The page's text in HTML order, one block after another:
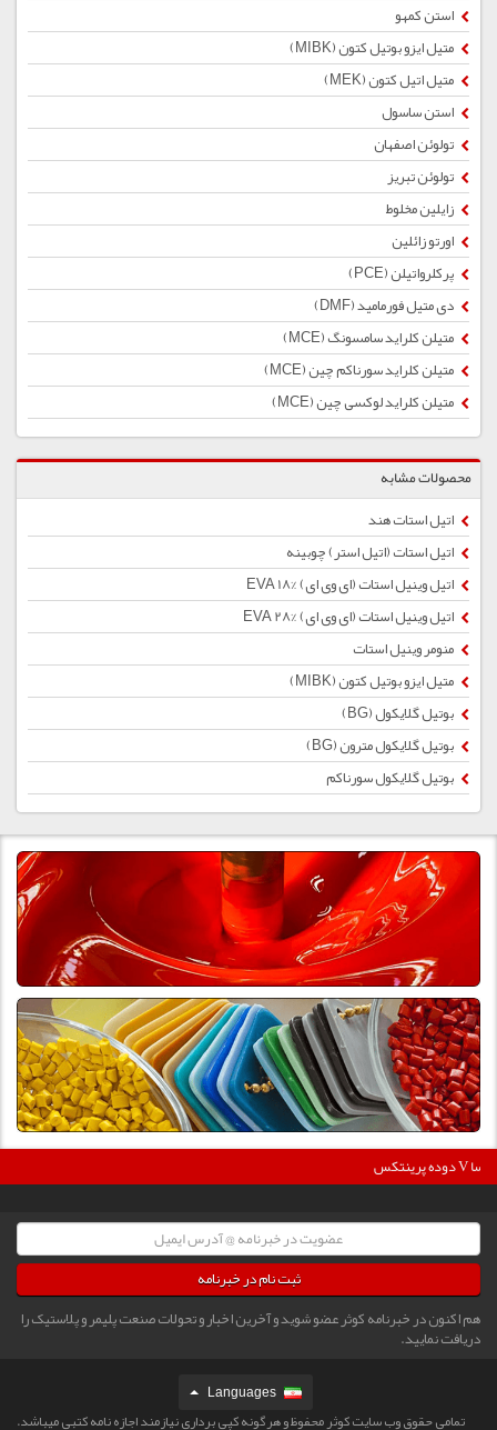
استن کمهو
متیل ایزو بوتیل کتون (MIBK)
متیل اتیل کتون (MEK)
استن ساسول
تولوئن اصفهان
تولوئن تبریز
زایلین مخلوط
اورتو زائلین
پرکلرواتیلن (PCE)
دی متیل فورمامید (DMF)
متیلن کلراید سامسونگ (MCE)
متیلن کلراید سورناکم چین (MCE)
متیلن کلراید لوکسی چین (MCE)
محصولات مشابه
اتیل استات هند
اتیل استات (اتیل استر) چوبینه
اتیل وینیل استات (ای وی ای) %EVA 18
اتیل وینیل استات (ای وی ای) %28 EVA
منومر وینیل استات
متیل ایزو بوتیل کتون (MIBK)
بوتیل گلایكول (BG)
بوتیل گلایكول مترون (BG)
بوتیل گلایکول سورناکم
دوده پرینتکس V دگوسا :
ثبت نام در خبرنامه
هم اکنون در خبرنامه کوثر عضو شوید و آخرین اخبار و تحولات صنعت پلیمر و پلاستیک را
دریافت نمایید.
تمامی حقوق وب سایت کوثر محفوظ و هرگونه کپی برداری نیازمند اجازه نامه کتبی میباشد.